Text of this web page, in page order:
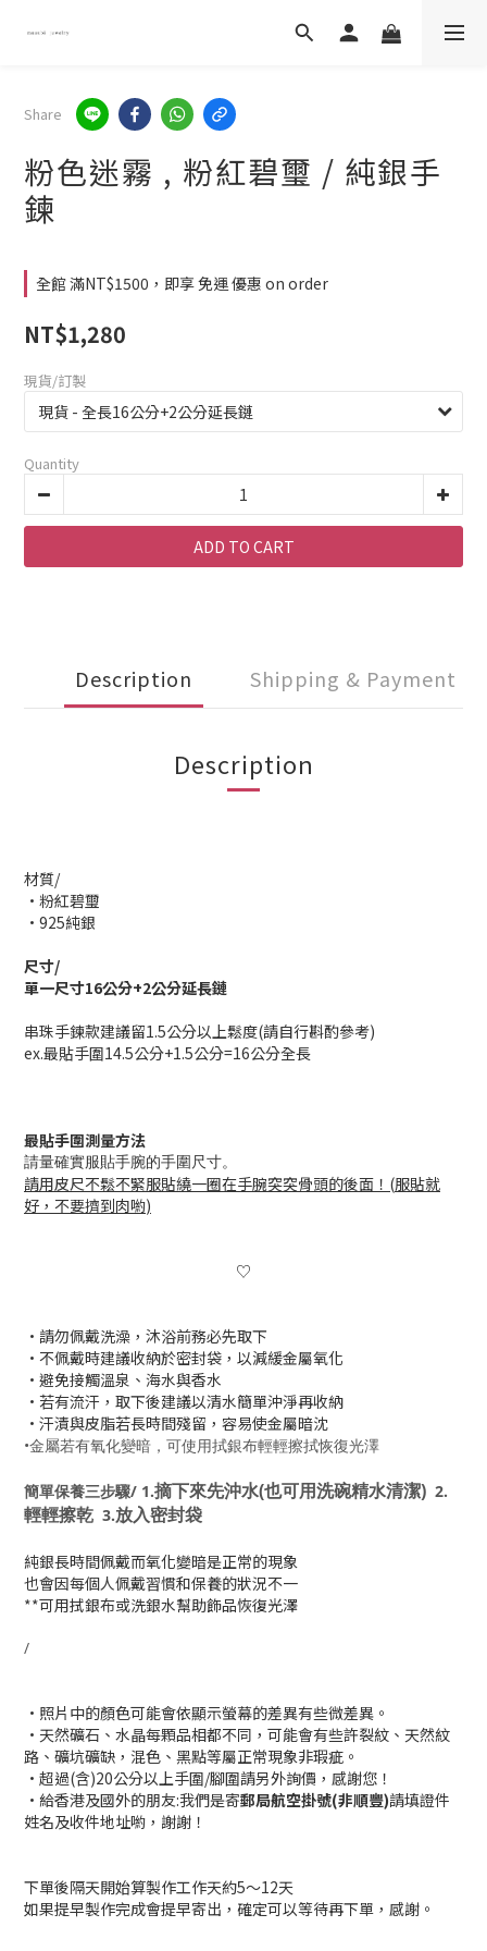
Share
粉色迷霧 , 粉紅碧璽 / 純銀手
鍊
全館 滿NT$1500，即享 免運 優惠 on order
NT$1,280
現貨/訂製
Quantity
ADD TO CART
Description Shipping & Payment
Description
材質/
•粉紅碧璽
•925純銀
尺寸/
單一尺寸16公分+2公分延長鏈
串珠手鍊款建議留1.5公分以上鬆度(請自行斟酌參考)
ex.最貼手圍14.5公分+1.5公分=16公分全長
最貼手圍測量方法
請量確實服貼手腕的手圍尺寸。
請用皮尺不鬆不緊服貼繞一圈在手腕突突骨頭的後面！ (服貼就
好，不要擠到肉喲)
♡
•請勿佩戴洗澡，沐浴前務必先取下
• 不佩戴時建議收納於密封袋，以減緩金屬氧化
•避免接觸溫泉、海水與香水
•若有流汗，取下後建議以清水簡單沖淨再收納
•汗漬與皮脂若長時間殘留，容易使金屬暗沈
•金屬若有氧化變暗，可使用拭銀布輕輕擦拭恢復光澤
簡單保養三步驟/ 1.摘下來先沖水(也可用洗碗精水清潔) 2.
輕輕擦乾 3.放入密封袋
純銀長時間佩戴而氧化變暗是正常的現象
也會因每個人佩戴習慣和保養的狀況不一
**可用拭銀布或洗銀水幫助飾品恢復光澤
/
•照片中的顏色可能會依顯示螢幕的差異有些微差異。
•天然礦石、水晶每顆品相都不同，可能會有些許裂紋、天然紋
路、礦坑礦缺，混色、黑點等屬正常現象非瑕疵。
•超過(含)20公分以上手圍/腳圍請另外詢價，感謝您！
•給香港及國外的朋友:我們是寄郵局航空掛號(非順豐)請填證件
姓名及收件地址喲，謝謝！
下單後隔天開始算製作工作天約5～12天
如果提早製作完成會提早寄出，確定可以等待再下單，感謝。